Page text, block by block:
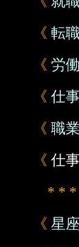
《 転職
《 労
《 仕事
《 職業
《 仕
* * *
《 星